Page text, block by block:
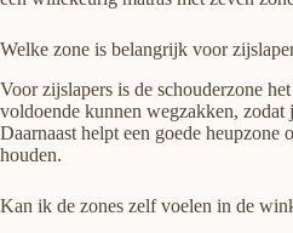
Welke zone is belangrijk voor
Voor zijslapers is de schouderzone
voldoende kunnen wegzakken,
Daarnaast helpt een goede
houden.
Kan ik de zones zelf voelen in de